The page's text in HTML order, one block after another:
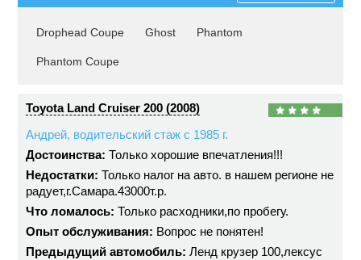
Drophead Coupe Ghost Phantom
Phantom Coupe
Toyota Land Cruiser 200 (2008)
Андрей, водительский стаж с 1985 г.
Достоинства: Только хорошие впечатления!!!
Недостатки: Только налог на авто. в нашем регионе не
радует,г.Самара.43000т.р.
Что ломалось: Только расходники,по пробегу.
Опыт обслуживания: Вопрос не понятен!
Предыдущий автомобиль: Ленд крузер 100,лексус